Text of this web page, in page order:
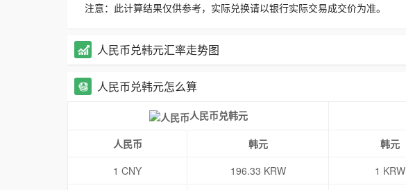
注意：此计算结果仅供参考，实际兑换请以银行实际交易成交价为准。
人民币兑韩元汇率走势图
人民币兑韩元怎么算
人民币兑韩元
人民币 韩元 韩元
1 CNY
196.33 KRW 1 KRW